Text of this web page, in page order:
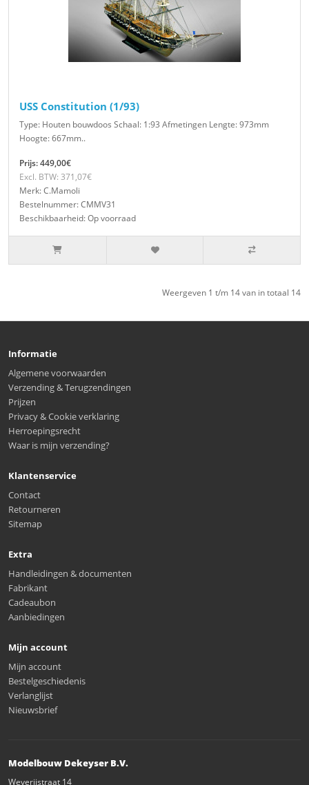
USS Constitution (1/93)
Type: Houten bouwdoos Schaal: 1:93 Afmetingen Lengte: 973mm
Hoogte: 667mm..
Prijs: 449,00€
Excl. BTW: 371,07€
Merk: C.Mamoli
Bestelnummer: CMMV31
Beschikbaarheid: Op voorraad
Weergeven 1 t/m 14 van in totaal 14
Informatie
Algemene voorwaarden
Verzending & Terugzendingen
Prijzen
Privacy & Cookie verklaring
Herroepingsrecht
Waar is mijn verzending?
Klantenservice
Contact
Retourneren
Sitemap
Extra
Handleidingen & documenten
Fabrikant
Cadeaubon
Aanbiedingen
Mijn account
Mijn account
Bestelgeschiedenis
Verlanglijst
Nieuwsbrief
Modelbouw Dekeyser B.V.
Weverijstraat 14